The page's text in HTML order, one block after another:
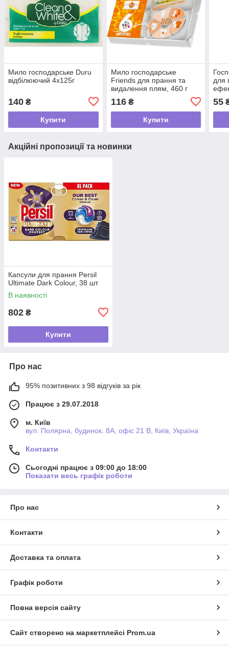
Мило господарське Duru
відбілюючий 4х125г
140 ₴
Купити
Мило господарське
Friends для прання та
видалення плям, 460 г
116₴
Купити
для
55
Акційні пропозиції та новинки
Капсули для прання Persil
Ultimate Dark Colour, 38 шт
В наявності
802 ₴
Купити
Про нас
95% позитивних з 98 відгуків за рік
Працює з 29.07.2018
м. Київ
вул. Полярна, будинок. 8А, офіс 21 В, Київ, Україна
Контакти
Сьогодні працює з 09:00 до 18:00
Показати весь графік роботи
Про нас
Контакти
Доставка та оплата
Графік роботи
Повна версія сайту
Сайт створено на маркетплейсі Prom.ua